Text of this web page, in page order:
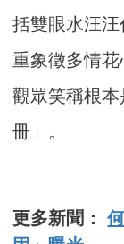
括雙眼水汪
重象徵多情
觀眾笑稱根
冊」。
更多新聞：